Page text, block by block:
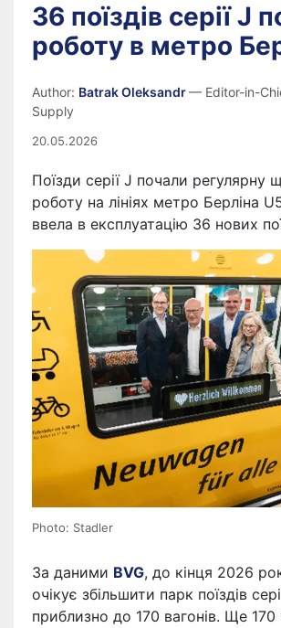
36 поїздів серії J
роботу в метро
Author: Batrak Oleksandr— Editor-in-
Supply
20.05.2026
Поїзди серії J почали регулярну
роботу на лініях метро Берліна
ввела в експлуатацію 36 нових
Photo: Stadler
За даними BVG, до кінця 2026
очікує збільшити парк поїздів
приблизно до 170 вагонів. Ще 170